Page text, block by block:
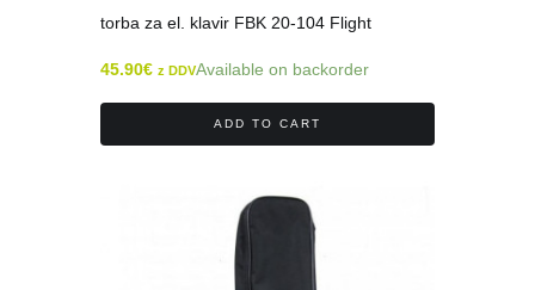
torba za el. klavir FBK 20-104 Flight
45.90€ z DDVAvailable on backorder
ADD TO CART